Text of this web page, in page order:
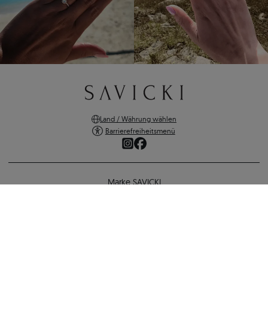
Land / Währung wählen
Barrierefreiheitsmenü
Marke SAVICKI